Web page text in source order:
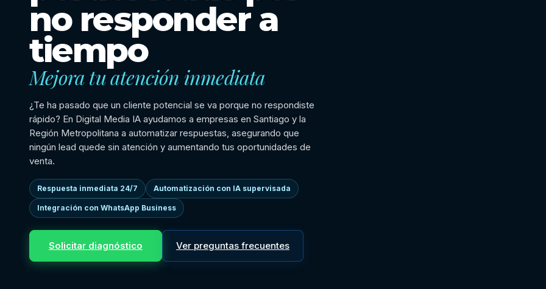
no responder a
tiempo
Mejora tu atención inmediata
¿Te ha pasado que un cliente potencial se va porque no respondiste
rápido? En Digital Media IA ayudamos a empresas en Santiago y la
Región Metropolitana a automatizar respuestas, asegurando que
ningún lead quede sin atención y aumentando tus oportunidades de
venta.
Respuesta inmediata 24/7 Automatización con IA supervisada
Integración con WhatsApp Business
Solicitar diagnóstico Ver preguntas frecuentes